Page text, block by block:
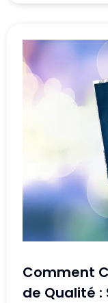
Comment
de Qualité